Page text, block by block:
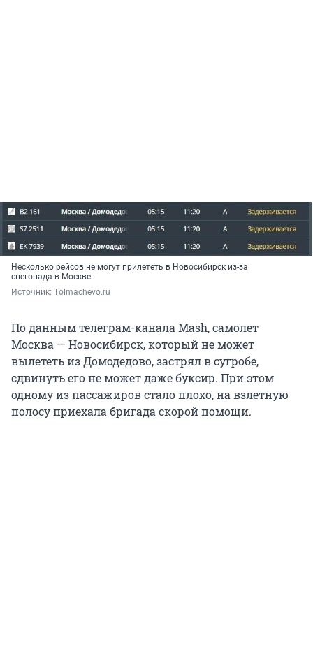
Несколько рейсов не могут прилететь в Новосибирск из-за
снегопада в Москве
Источник: Тolmachevo.ru
По данным телеграм-канала Mash, самолет
Москва — Новосибирск, который не может
вылететь из Домодедово, застрял в сугробе,
сдвинуть его не может даже буксир. При этом
одному из пассажиров стало плохо, на взлетную
полосу приехала бригада скорой помощи.